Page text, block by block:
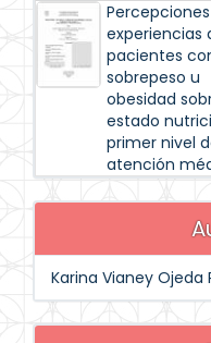
experiencias
pacientes
sobrepeso u
obesidad
estado
primer nivel
atención
Karina Vianey Ojeda